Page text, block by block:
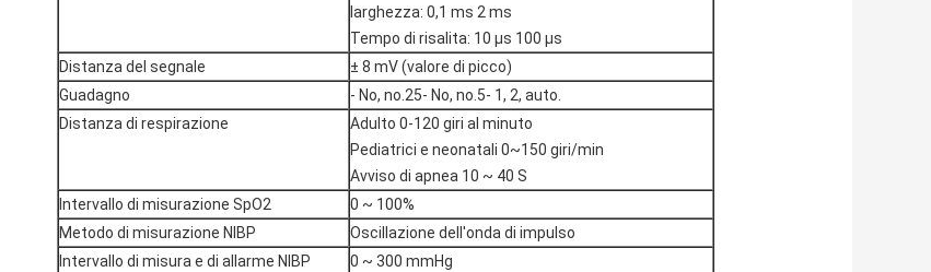
larghezza: 0,1 ms 2 ms
Tempo di risalita: 10 μs 100 μs
Distanza del segnale
± 8 mV (valore di picco)
Guadagno
- No, no.25- No, no.5- 1, 2, auto.
Distanza di respirazione
Adulto 0-120 giri al minuto
Pediatrici e neonatali 0~150 giri/min
Avviso di apnea 10 ~ 40 S
Intervallo di misurazione SpO2
0 ~ 100%
Metodo di misurazione NIBP
Oscillazione dell'onda di impulso
Intervallo di misura e di allarme NIBP
0 ~ 300 mmHg